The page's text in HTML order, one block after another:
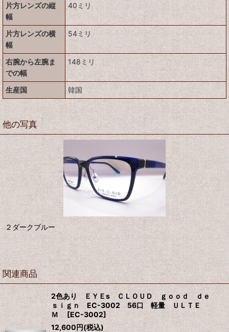
片方レンズの縦
幅
40ミリ
片方レンズの横
幅
54ミリ
右腕から左腕ま
での幅
148ミリ
生産国 韓国
他の写真
２ダークブルー
関連商品
2色あり ＥＹＥs ＣＬＯＵＤ ｇｏｏｄ ｄｅ
ｓｉｇｎ EC-3002 56口 軽量 ＵＬＴＥ
Ｍ [EC-3002]
12,600円(税込)